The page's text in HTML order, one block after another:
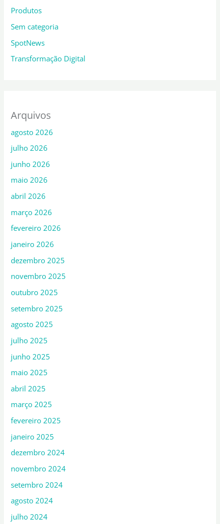
Produtos
Sem categoria
SpotNews
Transformação Digital
Arquivos
agosto 2026
julho 2026
junho 2026
maio 2026
abril 2026
março 2026
fevereiro 2026
janeiro 2026
dezembro 2025
novembro 2025
outubro 2025
setembro 2025
agosto 2025
julho 2025
junho 2025
maio 2025
abril 2025
março 2025
fevereiro 2025
janeiro 2025
dezembro 2024
novembro 2024
setembro 2024
agosto 2024
julho 2024